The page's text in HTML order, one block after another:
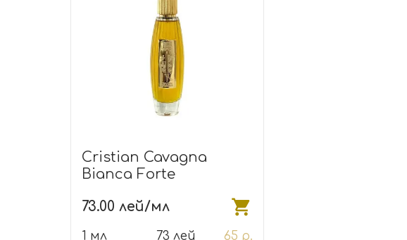
Cristian Cavagna
Bianca Forte
73.00 лей/мл
1 мл 73 лей
65 р.